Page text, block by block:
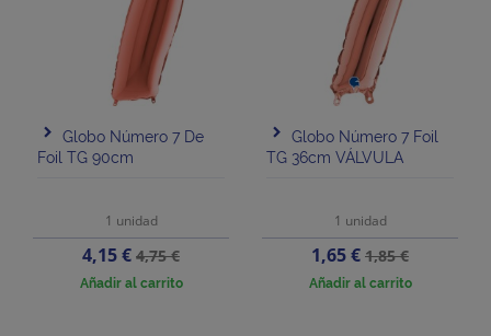
Globo Número 7 De
Foil TG 90cm
1 unidad
Precio
4,15 €Precio
base
4,75 €
Añadir al carrito
Globo Número 7 Foil
TG 36cm VÁLVULA
1 unidad
Precio
1,65 €Precio
base
1,85 €
Añadir al carrito